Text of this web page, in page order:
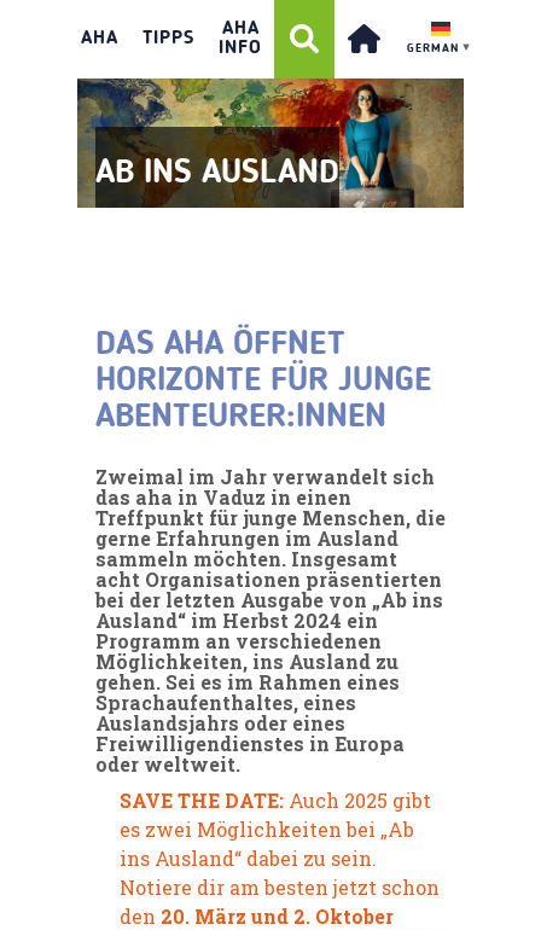
AHA TIPPS
AHA
INFO
GERMAN ▼
AB INS AUSLAND
DAS AHA ÖFFNET
HORIZONTE FÜR JUNGE
ABENTEURER:INNEN
Zweimal im Jahr verwandelt sich
das aha in Vaduz in einen
Treffpunkt für junge Menschen, die
gerne Erfahrungen im Ausland
sammeln möchten. Insgesamt
acht Organisationen präsentierten
bei der letzten Ausgabe von „Ab ins
Ausland“ im Herbst 2024 ein
Programm an verschiedenen
Möglichkeiten, ins Ausland zu
gehen. Sei es im Rahmen eines
Sprachaufenthaltes, eines
Auslandsjahrs oder eines
Freiwilligendienstes in Europa
oder weltweit.
SAVE THE DATE: Auch 2025 gibt
es zwei Möglichkeiten bei „Ab
ins Ausland“ dabei zu sein.
Notiere dir am besten jetzt schon
den 20. März und 2. Oktober